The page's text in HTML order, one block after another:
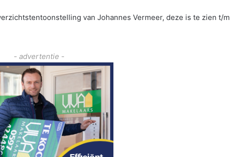
van Johannes Vermeer, deze is te zien t/m
- advertentie -